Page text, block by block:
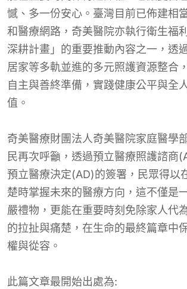
憾、多一份安心。臺灣目前已佈建相
和醫療網路，奇美醫院亦執行衛生福
深耕計畫」的重要推動內容之一，透
居家等多軌並進的多元照護資源整合
自主與善終準備，實踐健康公平與全
值。
奇美醫療財團法人奇美醫院家庭醫學
民再次呼籲，透過預立醫療照護諮商
預立醫療決定(AD)的簽署，民眾得以
楚時掌握未來的醫療方向，這不僅是
嚴禮物，更能在重要時刻免除家人代
的拉扯與痛楚，在生命的最終篇章中
權與從容。
此篇文章最開始出處為: